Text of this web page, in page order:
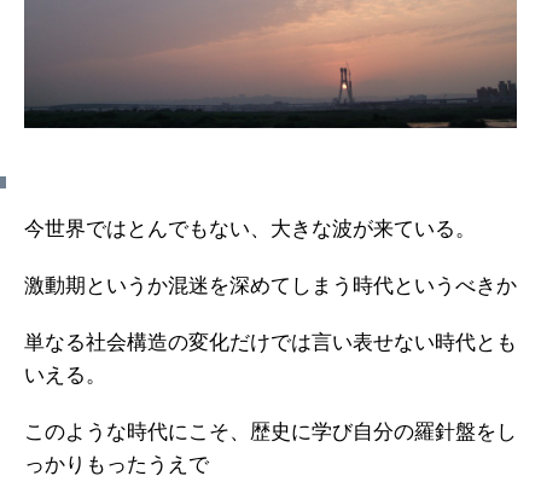
今世界ではとんでもない、大きな波が来ている。
激動期というか混迷を深めてしまう時代というべきか
単なる社会構造の変化だけでは言い表せない時代とも
いえる。
このような時代にこそ、歴史に学び自分の羅針盤をし
っかりもったうえで